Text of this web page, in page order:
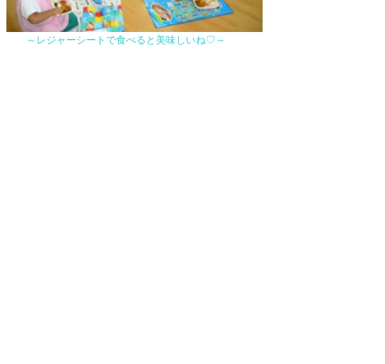
～レジャーシートで食べると美味しいね♡～